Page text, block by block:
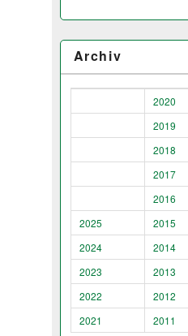
Archiv
2020
2019
2018
2017
2016
2025
2015
2024
2014
2023
2013
2022
2012
2021
2011